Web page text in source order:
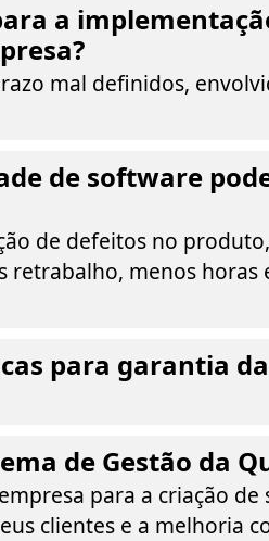
a
mal definidos,
de software
de defeitos no
menos horas
para garantia
de Gestão da
para a criação
clientes e a melhoria